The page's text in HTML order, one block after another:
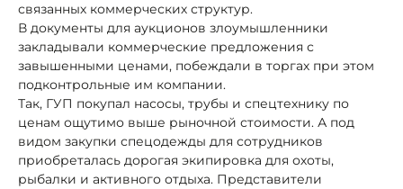
связанных коммерческих структур.
В документы для аукционов злоумышленники
закладывали коммерческие предложения с
завышенными ценами, побеждали в торгах при этом
подконтрольные им компании.
Так, ГУП покупал насосы, трубы и спецтехнику по
ценам ощутимо выше рыночной стоимости. А под
видом закупки спецодежды для сотрудников
приобреталась дорогая экипировка для охоты,
рыбалки и активного отдыха. Представители